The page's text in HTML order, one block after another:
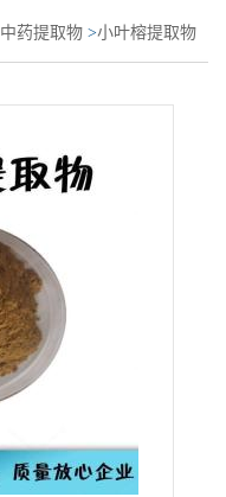
中药提取物 >小叶榕提取物